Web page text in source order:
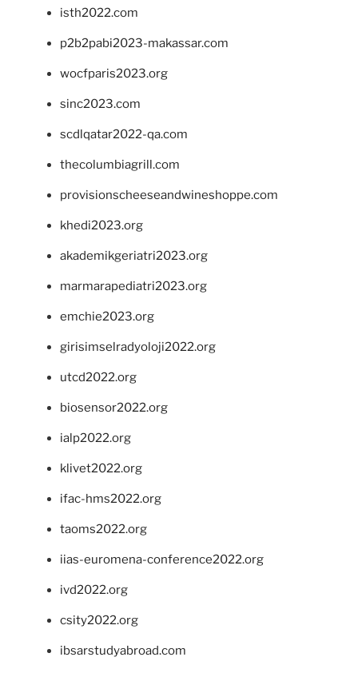
isth2022.com
p2b2pabi2023-makassar.com
wocfparis2023.org
sinc2023.com
scdlqatar2022-qa.com
thecolumbiagrill.com
provisionscheeseandwineshoppe.com
khedi2023.org
akademikgeriatri2023.org
marmarapediatri2023.org
emchie2023.org
girisimselradyoloji2022.org
utcd2022.org
biosensor2022.org
ialp2022.org
klivet2022.org
ifac-hms2022.org
taoms2022.org
iias-euromena-conference2022.org
ivd2022.org
csity2022.org
ibsarstudyabroad.com